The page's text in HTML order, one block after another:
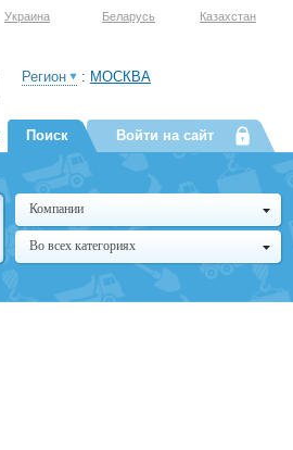
Украина Беларусь Казахстан
Регион : МОСКВА
Поиск Войти на сайт
Компании
Во всех категориях